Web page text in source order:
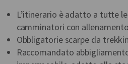
L’itinerario è adatto a tutte
camminatori con
Obbligatorie scarpe da
Raccomandato